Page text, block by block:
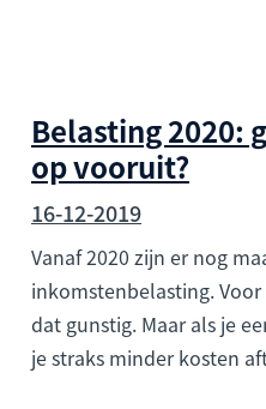
Belasting 2020:
op vooruit?
16-12-2019
Vanaf 2020 zijn er nog
inkomstenbelasting.
dat gunstig. Maar als je
je straks minder kosten